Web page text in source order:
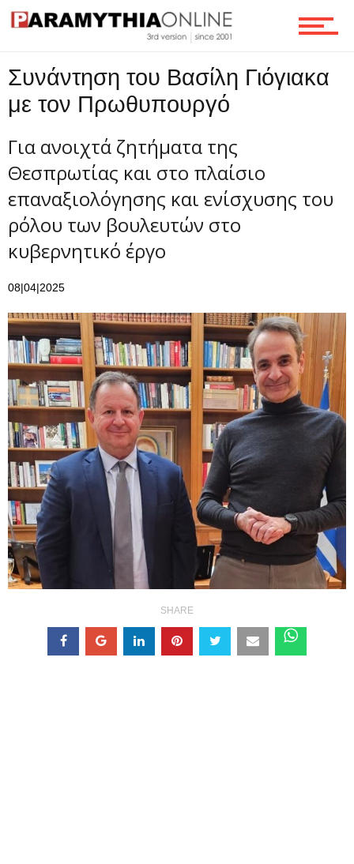
Ροή
Επικοινωνία
Συνάντηση του Βασίλη Γιόγιακα
με τον Πρωθυπουργό
Για ανοιχτά ζητήματα της
Θεσπρωτίας και στο πλαίσιο
επαναξιολόγησης και ενίσχυσης του
ρόλου των βουλευτών στο
κυβερνητικό έργο
08|04|2025
SHARE